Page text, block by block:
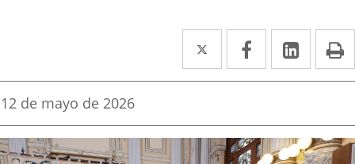
Twitter
Enlace
a
aplicación
externa.
Facebook
Enlace
a
aplicación
externa.
Enlace
a
Fecha
la
noticia
12 de mayo de 2026